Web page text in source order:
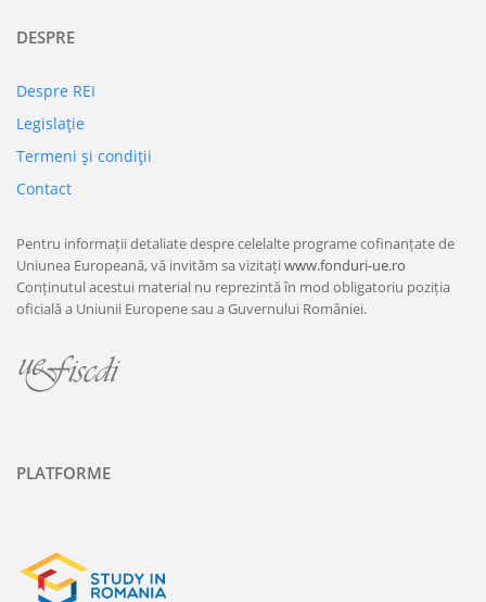
DESPRE
Despre REI
Legislaţie
Termeni şi condiţii
Contact
Pentru informații detaliate despre celelalte programe cofinanțate de
Uniunea Europeană, vă invităm sa vizitațiwww.fonduri-ue.ro
Conținutul acestui material nu reprezintă în mod obligatoriu poziția
oficială a Uniunii Europene sau a Guvernului României.
PLATFORME